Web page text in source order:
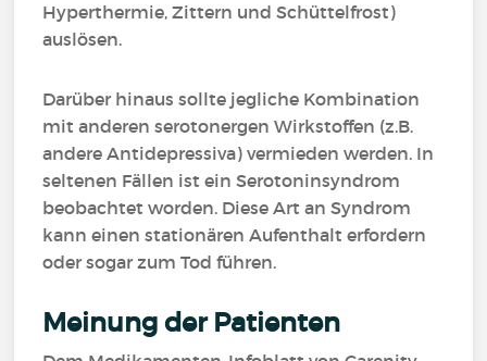
Hyperthermie, Zittern und Schüttelfrost)
auslösen.
Darüber hinaus sollte jegliche Kombination
mit anderen serotonergen Wirkstoffen (z.B.
andere Antidepressiva) vermieden werden. In
seltenen Fällen ist ein Serotoninsyndrom
beobachtet worden. Diese Art an Syndrom
kann einen stationären Aufenthalt erfordern
oder sogar zum Tod führen.
Meinung der Patienten